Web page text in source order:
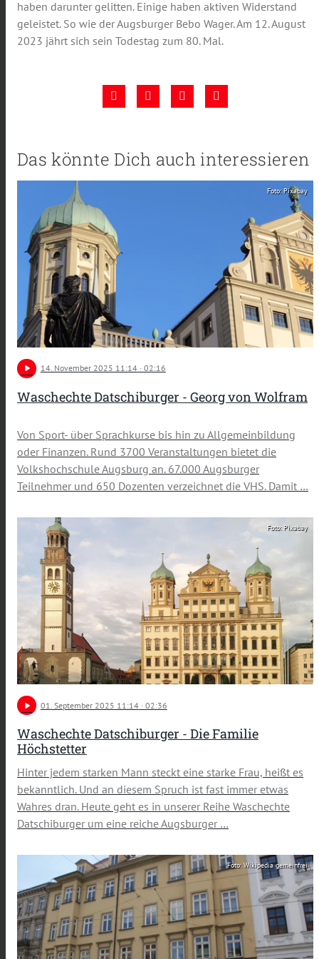
haben darunter gelitten. Einige haben aktiven Widerstand
geleistet. So wie der Augsburger Bebo Wager. Am 12. August
2023 jährt sich sein Todestag zum 80. Mal.
Das könnte Dich auch interessieren
Foto: Pixabay
play_arrow 14. November 2025 11:14· 02:16
Waschechte Datschiburger - Georg von Wolfram
Von Sport- über Sprachkurse bis hin zu Allgemeinbildung
oder Finanzen. Rund 3700 Veranstaltungen bietet die
Volkshochschule Augsburg an. 67.000 Augsburger
Teilnehmer und 650 Dozenten verzeichnet die VHS. Damit …
Foto: Pixabay
play_arrow 01 . September 2025 11:14· 02:36
Waschechte Datschiburger - Die Familie
Höchstetter
Hinter jedem starken Mann steckt eine starke Frau, heißt es
bekanntlich. Und an diesem Spruch ist fast immer etwas
Wahres dran. Heute geht es in unserer Reihe Waschechte
Datschiburger um eine reiche Augsburger …
Foto: Wikipedia gemeinfrei